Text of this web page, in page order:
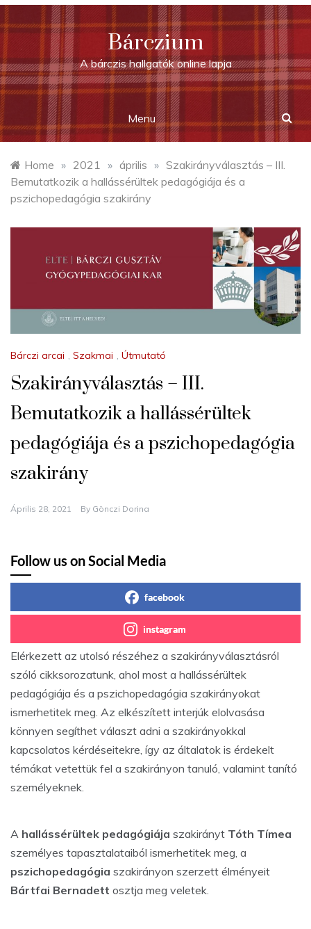
Skip
to
content
Bárczium
A bárczis hallgatók online lapja
Menu
Home » 2021 » április » Szakirányválasztás – III.
Bemutatkozik a hallássérültek pedagógiája és a
pszichopedagógia szakirány
Bárczi arcai , Szakmai , Útmutató
Szakirányválasztás – III.
Bemutatkozik a hallássérültek
pedagógiája és a pszichopedagógia
szakirány
Április 28, 2021 By Gönczi Dorina
Follow us on Social Media
facebook
instagram
Elérkezett az utolsó részéhez a szakirányválasztásról
szóló cikksorozatunk, ahol most a hallássérültek
pedagógiája és a pszichopedagógia szakirányokat
ismerhetitek meg. Az elkészített interjúk elolvasása
könnyen segíthet választ adni a szakirányokkal
kapcsolatos kérdéseitekre, így az általatok is érdekelt
témákat vetettük fel a szakirányon tanuló, valamint tanító
személyeknek.
A hallássérültek pedagógiája szakirányt Tóth Tímea
személyes tapasztalataiból ismerhetitek meg, a
pszichopedagógia szakirányon szerzett élményeit
Bártfai Bernadett osztja meg veletek.